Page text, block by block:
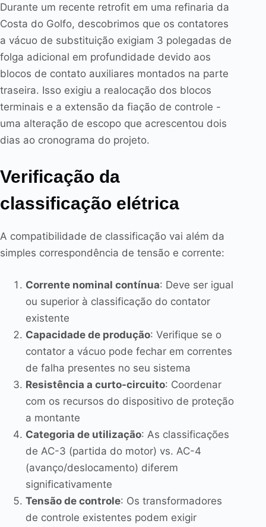
Durante um recente retrofit em uma refinaria da
Costa do Golfo, descobrimos que os contatores
a vácuo de substituição exigiam 3 polegadas de
folga adicional em profundidade devido aos
blocos de contato auxiliares montados na parte
traseira. Isso exigiu a realocação dos blocos
terminais e a extensão da fiação de controle -
uma alteração de escopo que acrescentou dois
dias ao cronograma do projeto.
Verificação da
classificação elétrica
A compatibilidade de classificação vai além da
simples correspondência de tensão e corrente:
Corrente nominal contínua: Deve ser igual
ou superior à classificação do contator
existente
Capacidade de produção: Verifique se o
contator a vácuo pode fechar em correntes
de falha presentes no seu sistema
Resistência a curto-circuito: Coordenar
com os recursos do dispositivo de proteção
a montante
Categoria de utilização: As classificações
de AC-3 (partida do motor) vs. AC-4
(avanço/deslocamento) diferem
significativamente
Tensão de controle: Os transformadores
de controle existentes podem exigir